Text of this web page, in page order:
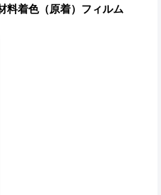
料着色（原着）フィルム